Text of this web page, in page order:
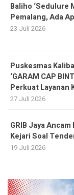
Baliho ‘Sedulure
Pemalang, Ada
23 Juli 2026
Puskesmas
‘GARAM CAP
Perkuat Layanan
27 Juli 2026
GRIB Jaya
Kejari Soal
19 Juli 2026